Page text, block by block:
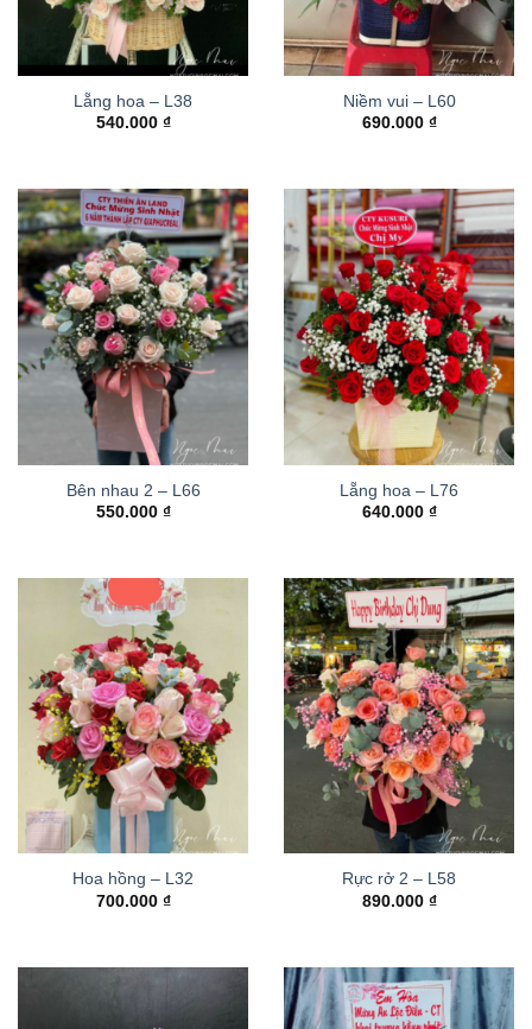
Lẵng hoa – L38
540.000 ₫
Niềm vui – L60
690.000 ₫
Bên nhau 2 – L66
550.000 ₫
Lẵng hoa – L76
640.000 ₫
Hoa hồng – L32
700.000 ₫
Rực rở 2 – L58
890.000 ₫